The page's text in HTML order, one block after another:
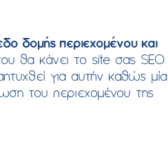
δομής περιεχομένου και
θα κάνει το site σας SEO
για αυτήν καθώς μία
του περιεχομένου της